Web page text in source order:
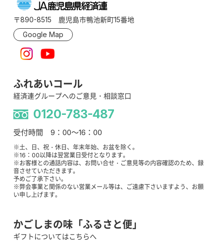
〒890-8515 鹿児島市鴨池新町15番地
Google Map
ふれあいコール
経済連グループへのご意見・相談窓口
0120-783-487
受付時間 9：00～16：00
※土、日、祝・休日、年末年始、お盆を除く。
※16：00以降は翌営業日受付となります。
※お客様との通話内容は、お問い合せ・ご意見等の内容確認のため、録
音させていただきます。
予めご了承下さい。
※弊会事業と関係のない営業メール等は、ご遠慮下さいますよう、お願
い申し上げます。
かごしまの味「ふるさと便」
ギフトについてはこちらへ